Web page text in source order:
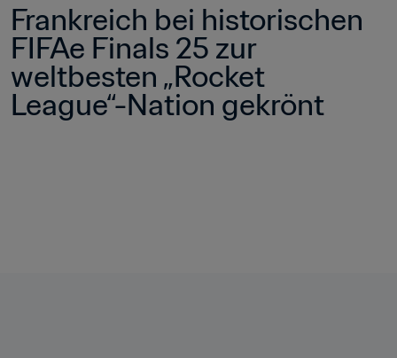
Frankreich bei historischen
FIFAe Finals 25 zur
weltbesten „Rocket
League“-Nation gekrönt